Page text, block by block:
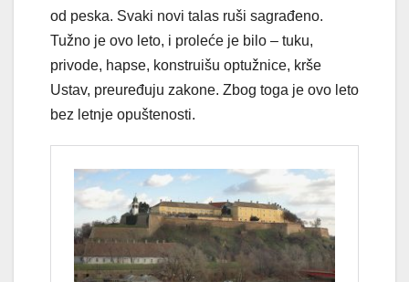
od peska. Svaki novi talas ruši sagrađeno.
Tužno je ovo leto, i proleće je bilo – tuku,
privode, hapse, konstruišu optužnice, krše
Ustav, preuređuju zakone. Zbog toga je ovo leto
bez letnje opuštenosti.